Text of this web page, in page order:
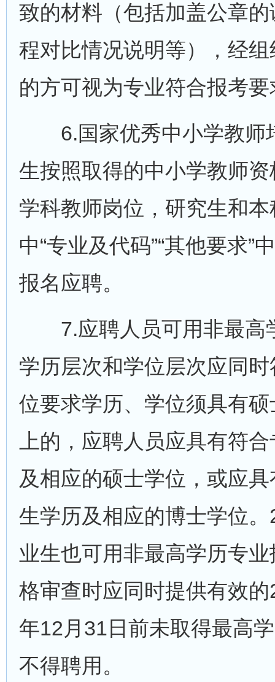
致的材料（包括加盖公章
程对比情况说明等），经
的方可视为专业符合报考要
6.国家优秀中小学教师
生按照取得的中小学教师
学科教师岗位，研究生和
中“专业及代码”“其他要求
报名应聘。
7.应聘人员可用非最高
学历层次和学位层次应同
位要求学历、学位须具有
上的，应聘人员应具有符
及相应的硕士学位，或应
生学历及相应的博士学位
业生也可用非最高学历专
格审查时应同时提供有效
年12月31日前未取得最高
不得聘用。